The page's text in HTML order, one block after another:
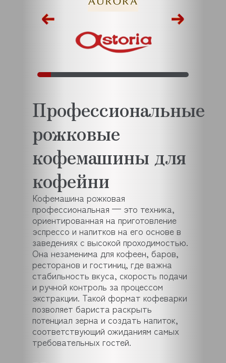
Профессиональные
рожковые
кофемашины для
кофейни
Кофемашина рожковая
профессиональная — это техника,
ориентированная на приготовление
эспрессо и напитков на его основе в
заведениях с высокой проходимостью.
Она незаменима для кофеен, баров,
ресторанов и гостиниц, где важна
стабильность вкуса, скорость подачи
и ручной контроль за процессом
экстракции. Такой формат кофеварки
позволяет бариста раскрыть
потенциал зерна и создать напиток,
соответствующий ожиданиям самых
требовательных гостей.